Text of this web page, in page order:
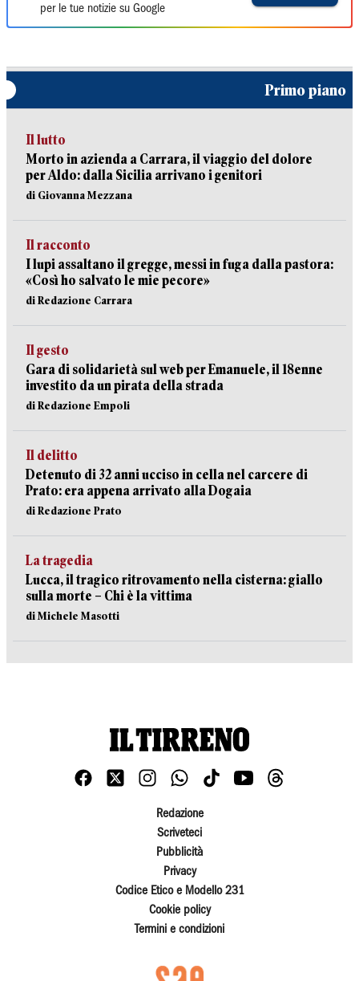
per le tue notizie su Google
Primo piano
Il lutto
Morto in azienda a Carrara, il viaggio del dolore
per Aldo: dalla Sicilia arrivano i genitori
di Giovanna Mezzana
Il racconto
I lupi assaltano il gregge, messi in fuga dalla pastora:
«Così ho salvato le mie pecore»
di Redazione Carrara
Il gesto
Gara di solidarietà sul web per Emanuele, il 18enne
investito da un pirata della strada
di Redazione Empoli
Il delitto
Detenuto di 32 anni ucciso in cella nel carcere di
Prato: era appena arrivato alla Dogaia
di Redazione Prato
La tragedia
Lucca, il tragico ritrovamento nella cisterna: giallo
sulla morte – Chi è la vittima
di Michele Masotti
Redazione
Scriveteci
Pubblicità
Privacy
Codice Etico e Modello 231
Cookie policy
Termini e condizioni